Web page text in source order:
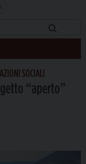
SOCIALI
“aperto”